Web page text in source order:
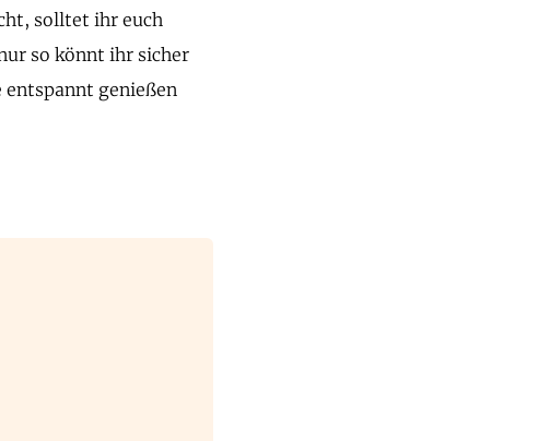
solltet ihr euch
so könnt ihr sicher
entspannt genießen